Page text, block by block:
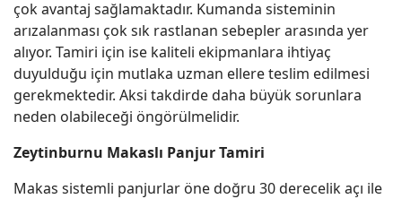
çok avantaj sağlamaktadır. Kumanda sisteminin
arızalanması çok sık rastlanan sebepler arasında yer
alıyor. Tamiri için ise kaliteli ekipmanlara ihtiyaç
duyulduğu için mutlaka uzman ellere teslim edilmesi
gerekmektedir. Aksi takdirde daha büyük sorunlara
neden olabileceği öngörülmelidir.
Zeytinburnu Makaslı Panjur Tamiri
Makas sistemli panjurlar öne doğru 30 derecelik açı ile